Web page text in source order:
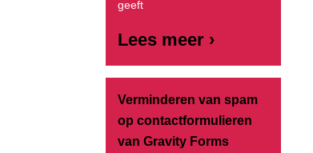
geeft
Lees meer ›
Verminderen van spam
op contactformulieren
van Gravity Forms